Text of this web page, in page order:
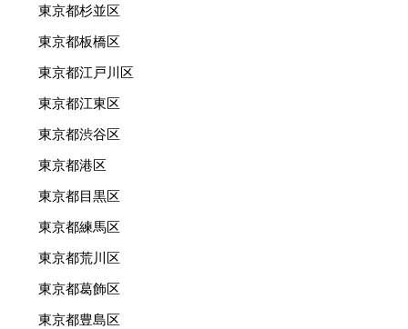
東京都杉並区
東京都板橋区
東京都江戸川区
東京都江東区
東京都渋谷区
東京都港区
東京都目黒区
東京都練馬区
東京都荒川区
東京都葛飾区
東京都豊島区